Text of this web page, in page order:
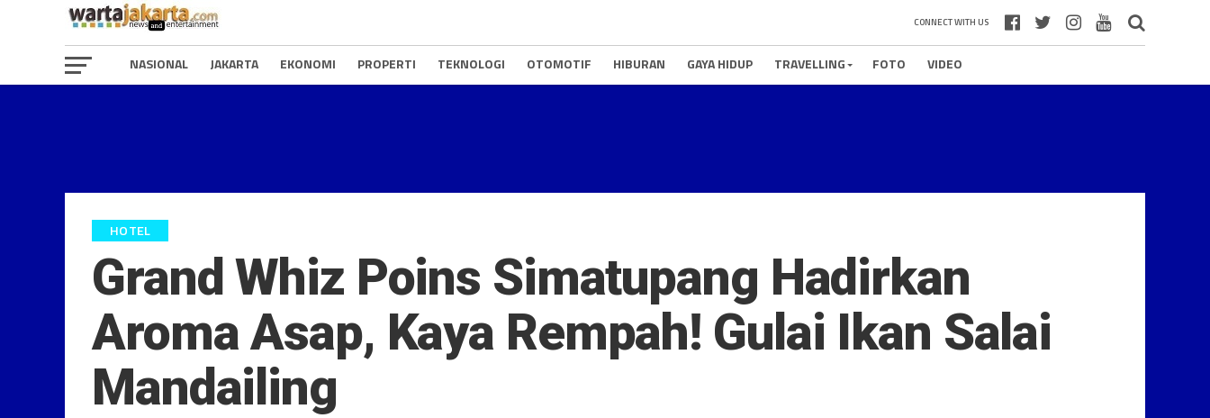
CONNECT WITH US
NASIONAL JAKARTA EKONOMI PROPERTI TEKNOLOGI OTOMOTIF HIBURAN GAYA HIDUP TRAVELLING FOTO VIDEO
HOTEL
Grand Whiz Poins Simatupang Hadirkan
Aroma Asap, Kaya Rempah! Gulai Ikan Salai
Mandailing